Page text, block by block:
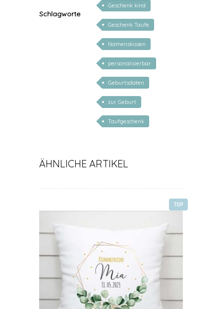
Schlagworte
Geschenk kind
Geschenk Taufe
Namenskissen
personalisierbar
Geburtsdaten
zur Geburt
Taufgeschenk
ÄHNLICHE ARTIKEL
TOP